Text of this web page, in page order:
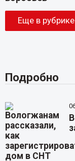
Еще в рубрике
Подробно